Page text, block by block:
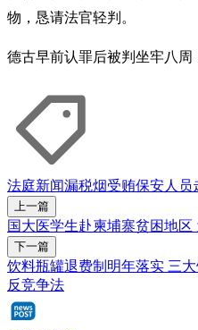
物，恳请法官轻判。
德古早前认罪后被判坐牢八周
法庭新闻漏税烟受贿保安人员
上一篇
国大医学生赴柬埔寨贫困地
下一篇
饮料瓶罐退费制明年落实 三
反竞争法